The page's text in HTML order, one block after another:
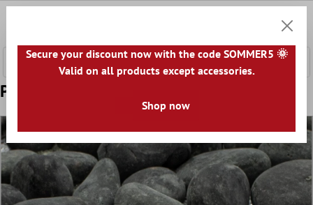
Prov Mosaik Småsten Mörkgrå Mix
Secure your discount now with the code SOMMER5 🌞
Valid on all products except accessories.
Shop now